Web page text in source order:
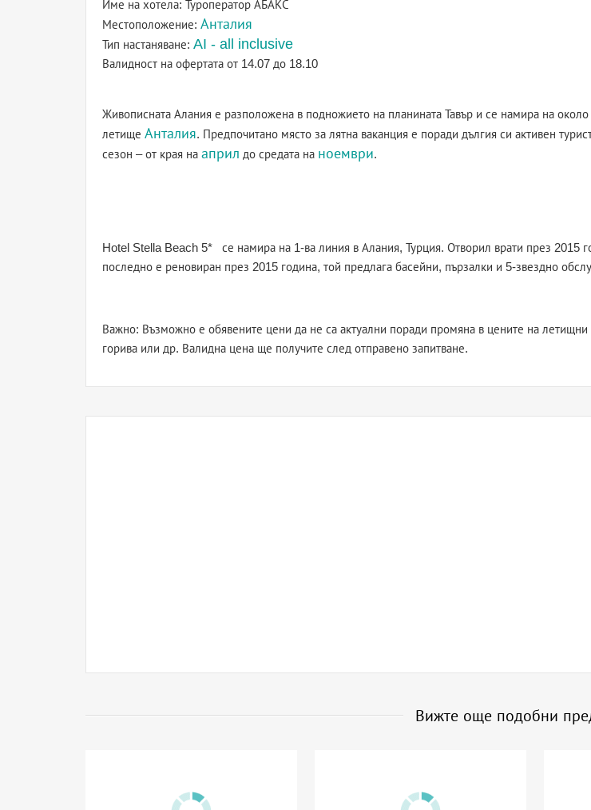
Име на хотела: Туроператор АБАКС
Местоположение: Анталия
Тип настаняване: AI - all inclusive
Валидност на офертата от 14.07 до 18.10
Живописната Алания е разположена в подножието на планината Тавър и се намира на
летище Анталия. Предпочитано място за лятна ваканция е поради дългия си активен
сезон – от края на април до средата на ноември.
Hotel Stella Beach 5* се намира на 1-ва линия в Алания, Турция. Отворил врати през 2015
последно е реновиран през 2015 година, той предлага басейни, пързалки и 5-звездно
Важно: Възможно е обявените цени да не са актуални поради промяна в цените на летищни
горива или др. Валидна цена ще получите след отправено запитване.
Вижте още подобни